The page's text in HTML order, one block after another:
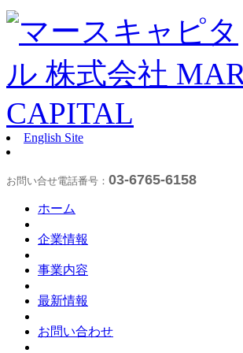
English Site
お問い合せ電話番号： 03-6765-6158
ホーム
企業情報
事業内容
最新情報
お問い合わせ